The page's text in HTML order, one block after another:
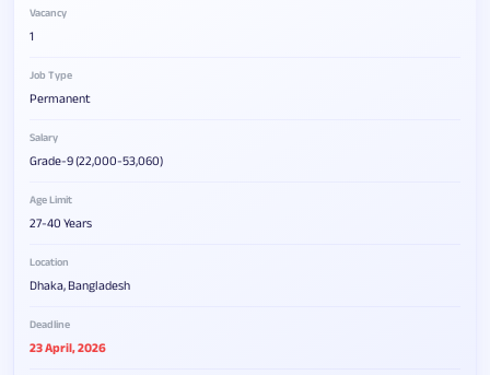
Vacancy
1
Job Type
Permanent
Salary
Grade-9 (22,000-53,060)
Age Limit
27-40 Years
Location
Dhaka, Bangladesh
Deadline
23 April, 2026